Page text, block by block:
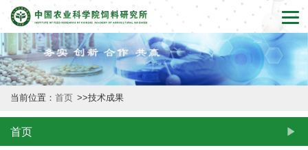
首
页
本
所
概
当前位置： 首页 >>技术成果
首页